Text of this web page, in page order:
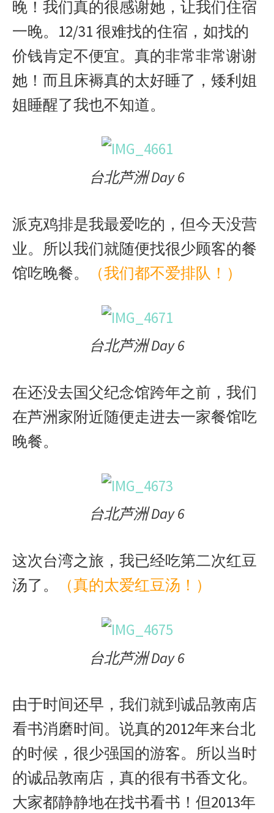
晚！我们真的很感谢她，让我们住宿
一晚。12/31 很难找的住宿，如找的
价钱肯定不便宜。真的非常非常谢谢
她！而且床褥真的太好睡了，矮利姐
姐睡醒了我也不知道。
台北芦洲 Day 6
派克鸡排是我最爱吃的，但今天没营
业。所以我们就随便找很少顾客的餐
馆吃晚餐。
（我们都不爱排队！）
台北芦洲 Day 6
在还没去国父纪念馆跨年之前，我们
在芦洲家附近随便走进去一家餐馆吃
晚餐。
台北芦洲 Day 6
这次台湾之旅，我已经吃第二次红豆
汤了。
（真的太爱红豆汤！）
台北芦洲 Day 6
由于时间还早，我们就到诚品敦南店
看书消磨时间。说真的2012年来台北
的时候，很少强国的游客。所以当时
的诚品敦南店，真的很有书香文化。
大家都静静地在找书看书！但2013年